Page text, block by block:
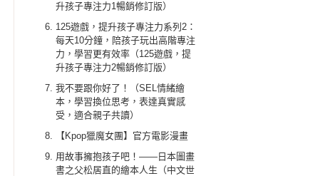
升孩子專注力1暢銷修訂版）
125遊戲，提升孩子專注力系列2：
每天10分鐘，陪孩子玩出高階專注
力，學習更有效率（125遊戲，提
升孩子專注力2暢銷修訂版）
我不要跟你好了！（SEL情緒繪
本，學習換位思考，表達真實感
受，適合親子共讀）
【Kpop獵魔女團】官方電影漫畫
用故事擁抱孩子吧！——日本圖畫
書之父松居直的繪本人生（中文世